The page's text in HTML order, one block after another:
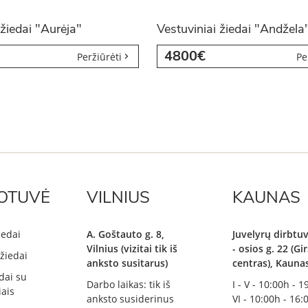
"Aurėja"
Peržiūrėti
Vestuviniai žiedai
4800€
su
VILNIUS
A. Goštauto g. 8,
Vilnius (vizitai tik iš
anksto susitarus)
Darbo laikas: tik iš
anksto susiderinus
KAUNAS
Juvelyrų
- osios g. 22
centras),
I - V - 10:00h -
VI - 10:00h -